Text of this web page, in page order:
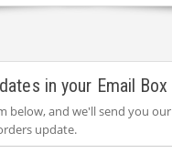
in your Email Box
below, and we'll send you our
update.